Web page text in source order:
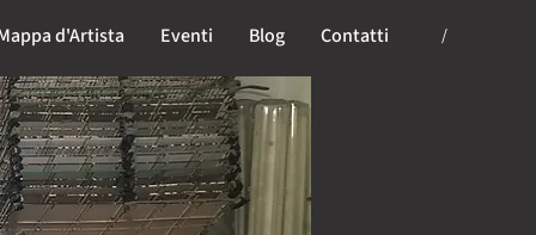
d'Artista Eventi Blog Contatti /